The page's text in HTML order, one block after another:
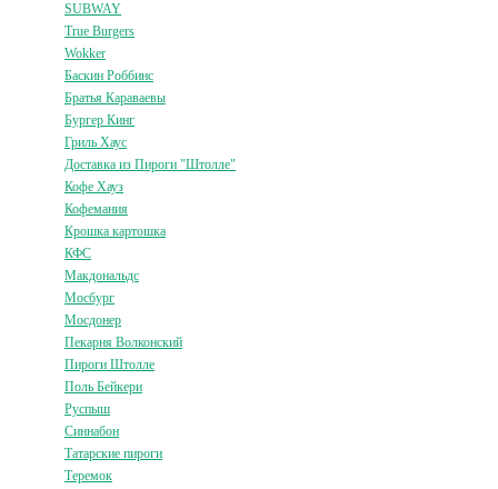
SUBWAY
True Burgers
Wokker
Баскин Роббинс
Братья Караваевы
Бургер Кинг
Гриль Хаус
Доставка из Пироги "Штолле"
Кофе Хауз
Кофемания
Крошка картошка
КФС
Макдональдс
Мосбург
Мосдонер
Пекарня Волконский
Пироги Штолле
Поль Бейкери
Руспыш
Синнабон
Татарские пироги
Теремок